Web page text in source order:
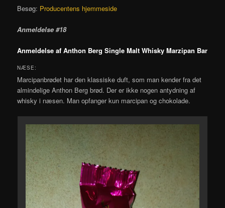
Besøg: Producentens hjemmeside
Anmeldelse #18
Anmeldelse af Anthon Berg Single Malt Whisky Marzipan Bar
NÆSE:
Marcipanbrødet har den klassiske duft, som man kender fra det
almindelige Anthon Berg brød. Der er ikke nogen antydning af
whisky i næsen. Man opfanger kun marcipan og chokolade.